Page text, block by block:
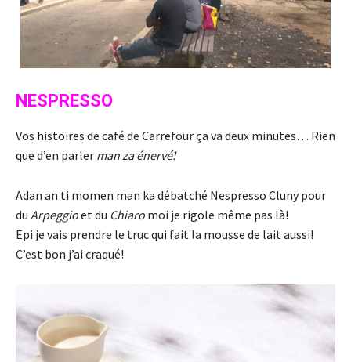
NESPRESSO
Vos histoires de café de Carrefour ça va deux minutes… Rien
que d’en parler man za énervé!
Adan an ti momen man ka débatché Nespresso Cluny pour
du Arpeggioet du Chiaro moi je rigole même pas là!
Epi je vais prendre le truc qui fait la mousse de lait aussi!
C’est bon j’ai craqué!